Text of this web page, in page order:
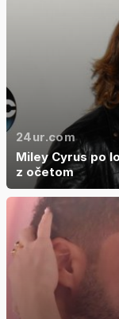
24ur.com
Miley Cyrus po
z očetom